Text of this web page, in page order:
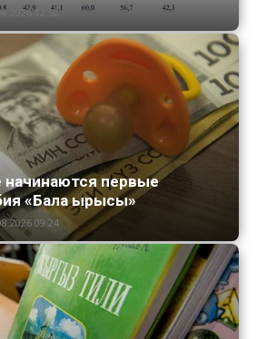
12:52
первые
«Бала ырысы»
09:24